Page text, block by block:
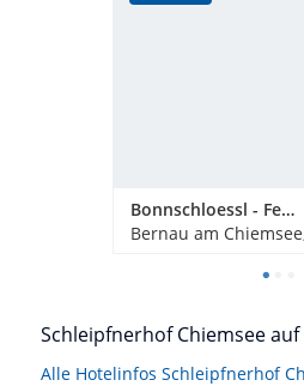
Bonnschloessl - Ferienwohnungen
Schleipfnerhof Chiemsee
Alle Hotelinfos Schleipfnerhof